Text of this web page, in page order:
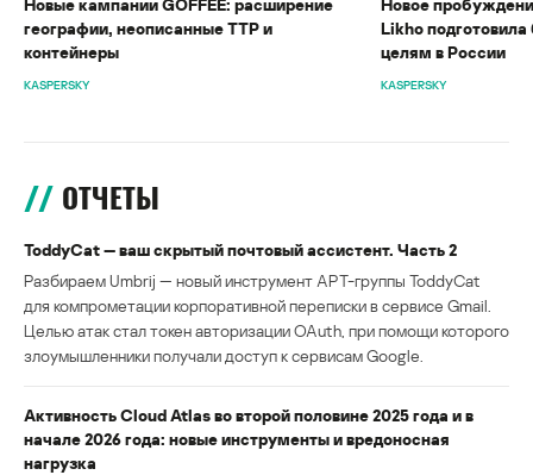
Новые кампании GOFFEE: расширение
географии, неописанные TTP и
контейнеры
KASPERSKY
Новое
Likho
целям в России
KASPERSKY
ОТЧЕТЫ
ToddyCat — ваш скрытый почтовый ассистент. Часть 2
Разбираем Umbrij — новый инструмент APT-группы ToddyCat
для компрометации корпоративной переписки в сервисе Gmail.
Целью атак стал токен авторизации OAuth, при помощи которого
злоумышленники получали доступ к сервисам Google.
Активность Cloud Atlas во второй половине 2025 года и в
начале 2026 года: новые инструменты и вредоносная
нагрузка